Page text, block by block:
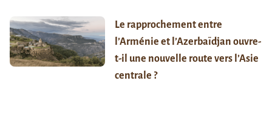
Le rapprochement entre
l’Arménie et l’Azerbaïdjan ouvre-
t-il une nouvelle route vers l’Asie
centrale ?